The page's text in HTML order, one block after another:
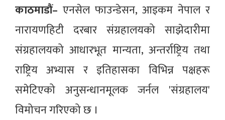
काठमाडौं– एनसेल फाउन्डेसन, आइकम नेपाल र
नारायणहिटी दरबार संग्रहालयको साझेदारीमा
संग्रहालयको आधारभूत मान्यता, अन्तर्राष्ट्रिय तथा
राष्ट्रिय अभ्यास र इतिहासका विभिन्न पक्षहरू
समेटिएको अनुसन्धानमूलक जर्नल 'संग्रहालय'
विमोचन गरिएको छ ।